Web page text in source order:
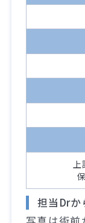
上
担当Drか